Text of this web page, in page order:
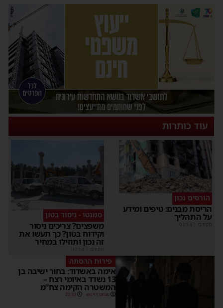
עוד כותרות
הורסים נכון
הריסת מבנים: טיפים ומידע
על התהליך
מקודם
סמנטו - ניסור בטון
משפצים? צריכים ניסור
וקידוח בטון? כך תעשו את
זה נכון ותוזילו במחיר
מקודם
פירות ההסתה
אימה באשדוד: בחור ישיבה בן
13 נשדד באיומי רצח –
המשטרה הקימה צח”מ
מנחם דויטש 22:32